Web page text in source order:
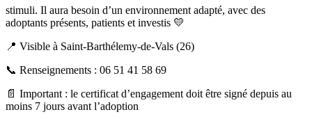
stimuli. Il aura besoin d’un environnement adapté, avec des
adoptants présents, patients et investis 💛
📍 Visible à Saint-Barthélemy-de-Vals (26)
📞 Renseignements : 06 51 41 58 69
📄 Important : le certificat d’engagement doit être signé depuis au
moins 7 jours avant l’adoption